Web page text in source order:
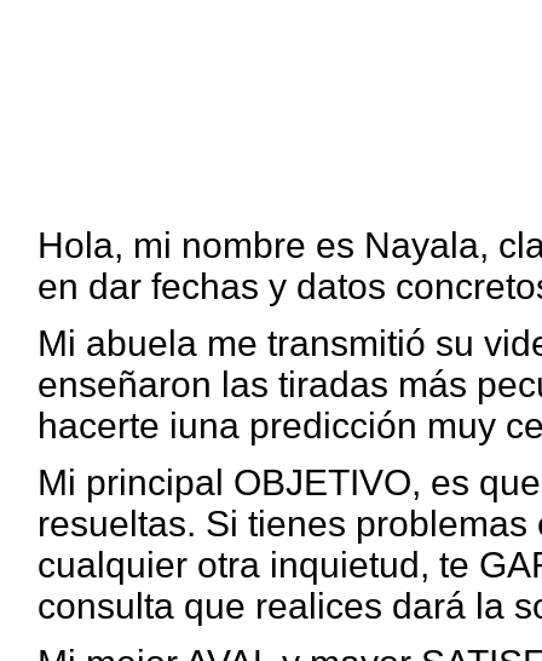
Hola, mi nombre es Nayala,
en dar fechas y datos
Mi abuela me transmitió su
enseñaron las tiradas más
hacerte iuna predicción muy
Mi principal OBJETIVO, es
resueltas. Si tienes problemas
cualquier otra inquietud, te
consulta que realices dará la